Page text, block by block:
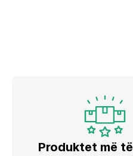
Produktet më të